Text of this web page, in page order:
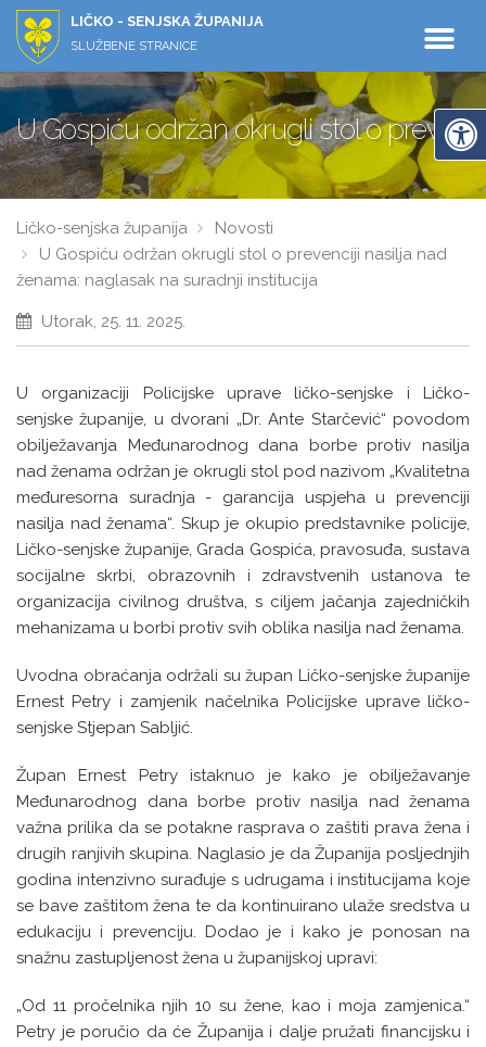
LIČKO - SENJSKA ŽUPANIJA
SLUŽBENE STRANICE
U Gospiću održan okrugli stol o
Ličko-senjska županija
Novosti
U Gospiću održan okrugli stol o prevenciji nasilja nad
ženama: naglasak na suradnji institucija
Utorak, 25. 11. 2025.
U organizaciji Policijske uprave ličko-senjske i Ličko-
senjske županije, u dvorani „Dr. Ante Starčević“ povodom
obilježavanja Međunarodnog dana borbe protiv nasilja
nad ženama održan je okrugli stol pod nazivom „Kvalitetna
međuresorna suradnja - garancija uspjeha u prevenciji
nasilja nad ženama“. Skup je okupio predstavnike policije,
Ličko-senjske županije, Grada Gospića, pravosuđa, sustava
socijalne skrbi, obrazovnih i zdravstvenih ustanova te
organizacija civilnog društva, s ciljem jačanja zajedničkih
mehanizama u borbi protiv svih oblika nasilja nad ženama.
Uvodna obraćanja održali su župan Ličko-senjske županije
Ernest Petry i zamjenik načelnika Policijske uprave ličko-
senjske Stjepan Sabljić.
Župan Ernest Petry istaknuo je kako je obilježavanje
Međunarodnog dana borbe protiv nasilja nad ženama
važna prilika da se potakne rasprava o zaštiti prava žena i
drugih ranjivih skupina. Naglasio je da Županija posljednjih
godina intenzivno surađuje s udrugama i institucijama koje
se bave zaštitom žena te da kontinuirano ulaže sredstva u
edukaciju i prevenciju. Dodao je i kako je ponosan na
snažnu zastupljenost žena u županijskoj upravi:
„Od 11 pročelnika njih 10 su žene, kao i moja zamjenica.“
Petry je poručio da će Županija i dalje pružati financijsku i